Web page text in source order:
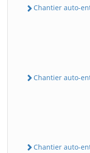
Chantier auto-
Chantier auto-
Chantier auto-